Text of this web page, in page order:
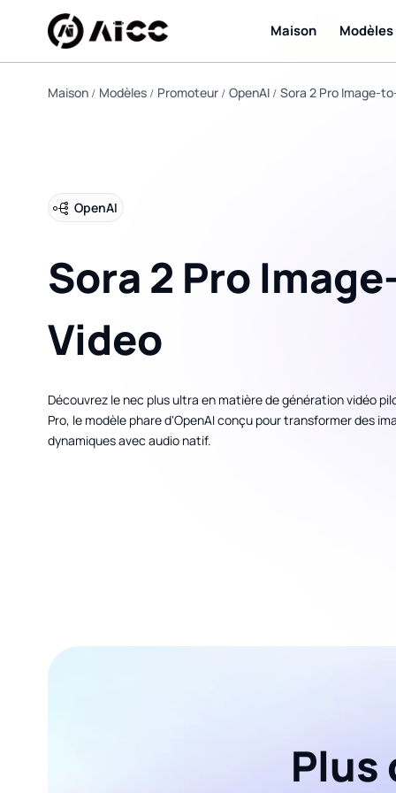
Maison Modèles
Maison Modèles Promoteur OpenAI Sora 2 Pro Image-
OpenAI
Sora 2 Pro
Video
Découvrez le nec plus ultra en matière de génération vidéo
Pro, le modèle phare d'OpenAI conçu pour transformer des
dynamiques avec audio natif.
Plus